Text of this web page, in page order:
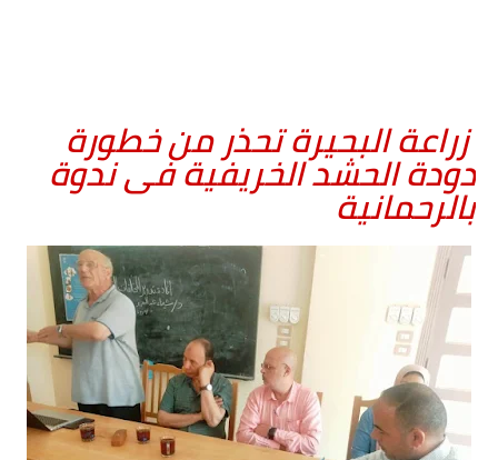
زراعة البحيرة تحذر من خطورة
دودة الحشد الخريفية فى ندوة
بالرحمانية